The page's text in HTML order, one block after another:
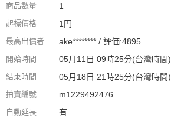
商品數量 1
起標價格 1円
最高出價者 ake******** / 評価:4895
開始時間 05月11日 09時25分(台灣時間)
結束時間 05月18日 21時25分(台灣時間)
拍賣編號 m1229492476
自動延長 有